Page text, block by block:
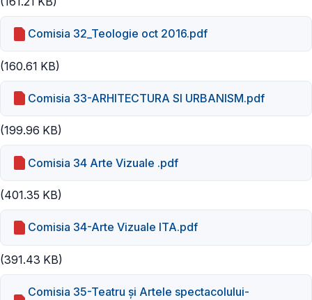
Comisia 32_Teologie oct 2016.pdf
(160.61 KB)
Comisia 33-ARHITECTURA SI URBANISM.pdf
(199.96 KB)
Comisia 34 Arte Vizuale .pdf
(401.35 KB)
Comisia 34-Arte Vizuale ITA.pdf
(391.43 KB)
Comisia 35-Teatru și Artele spectacolului-